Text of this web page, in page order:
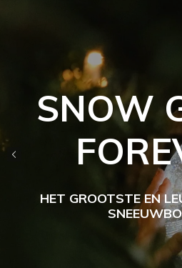
SNOW
HET GROOTSTE EN